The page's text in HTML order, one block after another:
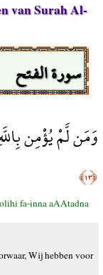
van Surah Al-
سورة الفتح
وَمَن لَّمْ يُؤْمِن
﴿١٣﴾
fa-inna aAAtadna
Wij hebben voor